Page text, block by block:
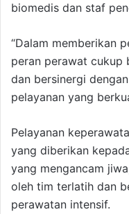
biomedis dan staf
“Dalam memberikan
peran perawat cukup
dan bersinergi
pelayanan yang
Pelayanan
yang diberikan
yang mengancam
oleh tim terlatih dan
perawatan intensif.